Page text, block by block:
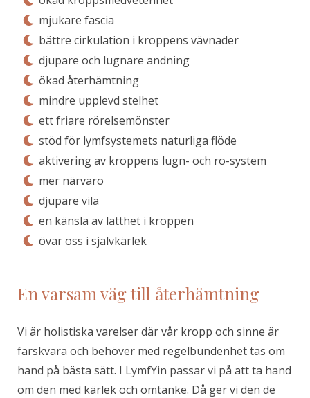
mjukare fascia
bättre cirkulation i kroppens vävnader
djupare och lugnare andning
ökad återhämtning
mindre upplevd stelhet
ett friare rörelsemönster
stöd för lymfsystemets naturliga flöde
aktivering av kroppens lugn- och ro-system
mer närvaro
djupare vila
en känsla av lätthet i kroppen
övar oss i självkärlek
En varsam väg till återhämtning
Vi är holistiska varelser där vår kropp och sinne är
färskvara och behöver med regelbundenhet tas om
hand på bästa sätt. I LymfYin passar vi på att ta hand
om den med kärlek och omtanke. Då ger vi den de